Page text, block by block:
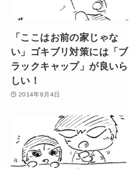
「ここはお前の家じゃな
い」ゴキブリ対策には「ブ
ラックキャップ」が良いら
しい！
2014年8月4日